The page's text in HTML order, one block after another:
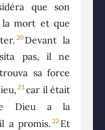
que son
la mort et que
20 Devant la
pas, il ne
sa force
21 car il était
Dieu a la
a promis. 22 Et